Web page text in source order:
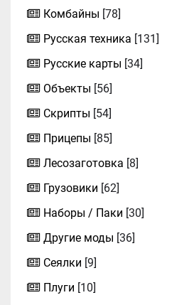
Комбайны [78]
Русская техника [131]
Русские карты [34]
Объекты [56]
Скрипты [54]
Прицепы [85]
Лесозаготовка [8]
Грузовики [62]
Наборы / Паки [30]
Другие моды [36]
Сеялки [9]
Плуги [10]